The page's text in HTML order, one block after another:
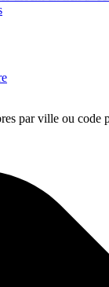
par ville ou code